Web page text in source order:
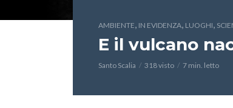
AMBIENTE, IN EVIDENZA, LUOGHI,
E il vulcano
Santo Scalia 318 visto 7 min. letto